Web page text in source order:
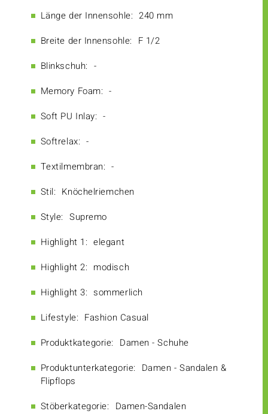
Länge der Innensohle: 240 mm
Breite der Innensohle: F 1/2
Blinkschuh: -
Memory Foam: -
Soft PU Inlay: -
Softrelax: -
Textilmembran: -
Stil: Knöchelriemchen
Style: Supremo
Highlight 1: elegant
Highlight 2: modisch
Highlight 3: sommerlich
Lifestyle: Fashion Casual
Produktkategorie: Damen - Schuhe
Produktunterkategorie: Damen - Sandalen &
Flipflops
Stöberkategorie: Damen-Sandalen